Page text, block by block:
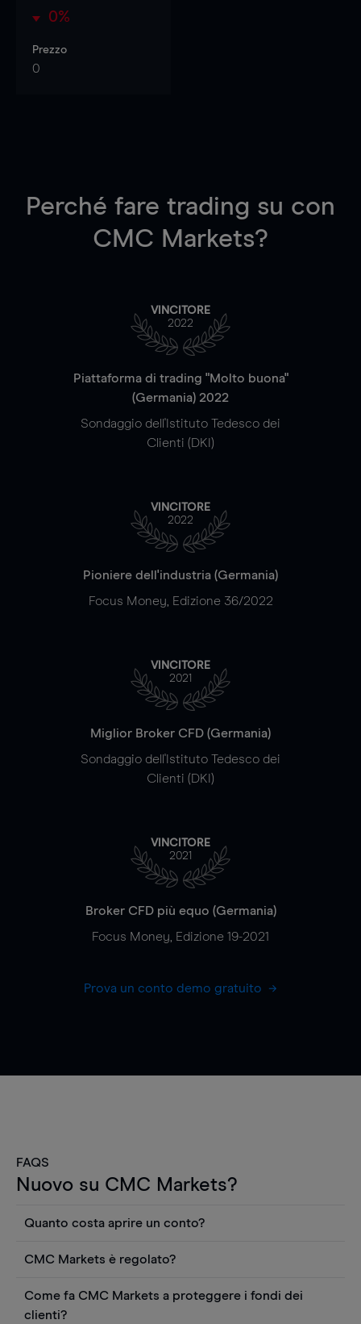
0%
Prezzo
0
Perché fare trading su con
CMC Markets?
VINCITORE
2022
Piattaforma di trading "Molto buona"
(Germania) 2022
Sondaggio dell'Istituto Tedesco dei
Clienti (DKI)
VINCITORE
2022
Pioniere dell'industria (Germania)
Focus Money, Edizione 36/2022
VINCITORE
2021
Miglior Broker CFD (Germania)
Sondaggio dell'Istituto Tedesco dei
Clienti (DKI)
VINCITORE
2021
Broker CFD più equo (Germania)
Focus Money, Edizione 19-2021
Prova un conto demo gratuito
FAQS
Nuovo su CMC Markets?
Quanto costa aprire un conto?
Puoi anche visualizzare gratuitamente i prezzi e
utilizzare strumenti come grafici, notizie Reuters
o rapporti quantitativi sui titoli azionari di
CMC Markets è regolato?
regolamentato dall'Autorità federale tedesca di
Come fa CMC Markets a proteggere i fondi dei
clienti?